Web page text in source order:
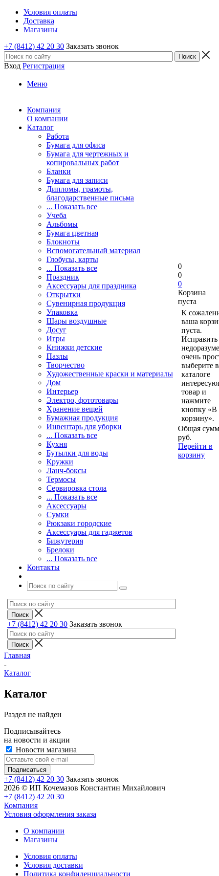
Условия оплаты
Доставка
Магазины
+7 (8412) 42 20 30 Заказать звонок
Вход Регистрация
Меню
Компания
О компании
Каталог
Работа
Бумага для офиса
Бумага для чертежных и
копировальных работ
Бланки
Бумага для записи
Дипломы, грамоты,
благодарственные письма
... Показать все
Учеба
Альбомы
Бумага цветная
Блокноты
Вспомогательный материал
Глобусы, карты
... Показать все
Праздник
Аксессуары для праздника
Открытки
Сувенирная продукция
Упаковка
Шары воздушные
Досуг
Игры
Книжки детские
Пазлы
Творчество
Художественные краски и материалы
Дом
Интерьер
Электро, фототовары
Хранение вещей
Бумажная продукция
Инвентарь для уборки
... Показать все
Кухня
Бутылки для воды
Кружки
Ланч-боксы
Термосы
Сервировка стола
... Показать все
Аксессуары
Сумки
Рюкзаки городские
Аксессуары для гаджетов
Бижутерия
Брелоки
... Показать все
Контакты
+7 (8412) 42 20 30 Заказать звонок
0
0
0
Корзина
пуста
К
ваша
пуста.
Исправить
очень
выберите в
каталоге
товар и
нажмите
кнопку «В
корзину».
Общая
руб.
Перейти в
корзину
Главная
-
Каталог
Каталог
Раздел не найден
Подписывайтесь
на новости и акции
Новости магазина
+7 (8412) 42 20 30 Заказать звонок
2026 © ИП Кочемазов Константин Михайлович
+7 (8412) 42 20 30
Компания
Условия оформления заказа
О компании
Магазины
Условия оплаты
Условия доставки
Политика конфиденциальности